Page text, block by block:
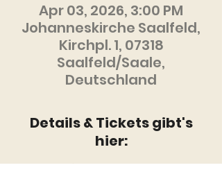
Apr 03, 2026, 3:00 PM
Johanneskirche Saalfeld,
Kirchpl. 1, 07318
Saalfeld/Saale,
Deutschland
Details & Tickets gibt's
hier:
Zur Website der Veranstaltenden